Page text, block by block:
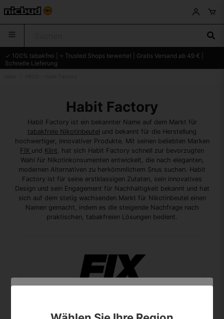
✓ 100% tabakfrei | ⭐ Trusted Shops bewertet | Gratis Versand ab 49 € |
Schnelle Lieferung
Habit Factory
Habit Factory ist ein bekannter Name auf dem Markt für
tabakfreie Nikotinbeutel und bekannt für die Herstellung
hochwertiger, innovativer Produkte. Mit seinen beliebten Marken
FIX und Klint. hat sich Habit Factory schnell zur bevorzugten
Wahl für Nikotinkonsumenten entwickelt, die nach eleganten,
modernen Alternativen zu herkömmlichem Snus suchen. Habit
Factory ist für seine erstklassigen Zutaten, sein innovatives
Design und sein Engagement für Nachhaltigkeit bekannt und hat
sich auf dem stetig wachsenden Markt für Nikotinbeutel einen
Namen gemacht, indem es die steigende Nachfrage nach
praktischen, tabakfreien Lösungen bedient.